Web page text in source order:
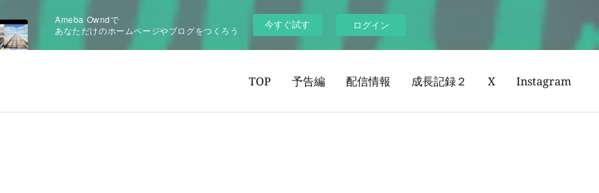
Ameba Owndで
あなただけのホームページやブログをつくろう
今すぐ試す ログイン
TOP 予告編 配信情報 成長記録２ X Instagram